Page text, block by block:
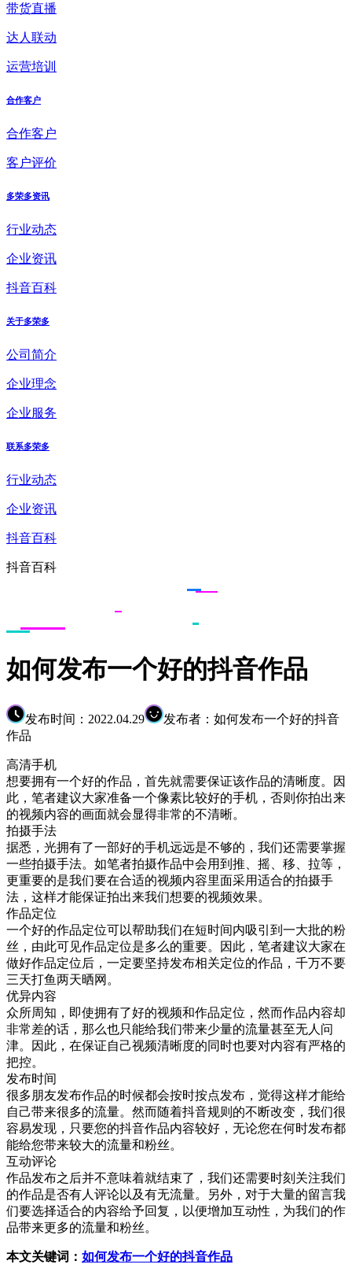
带货直播
达人联动
运营培训
合作客户
合作客户
客户评价
多荣多资讯
行业动态
企业资讯
抖音百科
关于多荣多
公司简介
企业理念
企业服务
联系多荣多
行业动态
企业资讯
抖音百科
抖音百科
如何发布一个好的抖音作品
发布时间：2022.04.29
发布者：如何发布一个好的抖音
作品
高清手机
想要拥有一个好的作品，首先就需要保证该作品的清晰度。因
此，笔者建议大家准备一个像素比较好的手机，否则你拍出来
的视频内容的画面就会显得非常的不清晰。
拍摄手法
据悉，光拥有了一部好的手机远远是不够的，我们还需要掌握
一些拍摄手法。如笔者拍摄作品中会用到推、摇、移、拉等，
更重要的是我们要在合适的视频内容里面采用适合的拍摄手
法，这样才能保证拍出来我们想要的视频效果。
作品定位
一个好的作品定位可以帮助我们在短时间内吸引到一大批的粉
丝，由此可见作品定位是多么的重要。因此，笔者建议大家在
做好作品定位后，一定要坚持发布相关定位的作品，千万不要
三天打鱼两天晒网。
优异内容
众所周知，即使拥有了好的视频和作品定位，然而作品内容却
非常差的话，那么也只能给我们带来少量的流量甚至无人问
津。因此，在保证自己视频清晰度的同时也要对内容有严格的
把控。
发布时间
很多朋友发布作品的时候都会按时按点发布，觉得这样才能给
自己带来很多的流量。然而随着抖音规则的不断改变，我们很
容易发现，只要您的抖音作品内容较好，无论您在何时发布都
能给您带来较大的流量和粉丝。
互动评论
作品发布之后并不意味着就结束了，我们还需要时刻关注我们
的作品是否有人评论以及有无流量。另外，对于大量的留言我
们要选择适合的内容给予回复，以便增加互动性，为我们的作
品带来更多的流量和粉丝。
本文关键词： 如何发布一个好的抖音作品